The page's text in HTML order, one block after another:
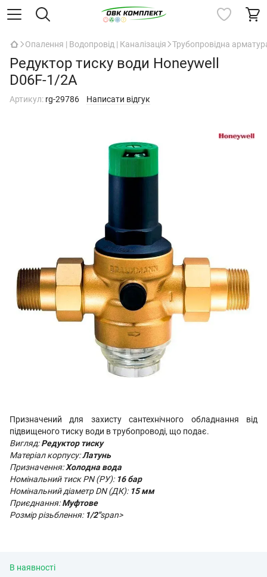
Опалення | Водопровід | Каналізація Трубопровідна
Редуктор тиску води Honeywell
D06F-1/2A
Артикул: rg-29786 Написати відгук
Призначений для захисту сантехнічного обладнання від
підвищеного тиску води в трубопроводі, що подає.
Вигляд:Редуктор тиску
Матеріал корпусу:Латунь
Призначення:Холодна вода
Номінальний тиск PN (РУ): 16 бар
Номінальний діаметр DN (ДК): 15 мм
Приєднання:Муфтове
Розмір різьблення: 1/2"span>
В наявності